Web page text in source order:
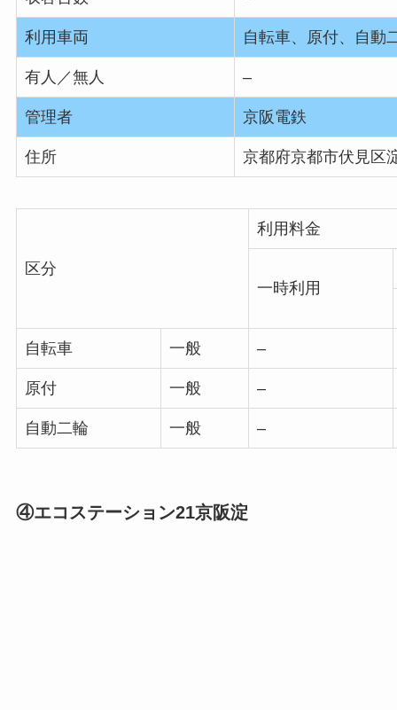
利用車両 自転車、原付、自動
有人／無人 –
管理者 京阪電鉄
住所 京都府京都市伏見区
区分
利用料金
一時利用
自転車 一般 –
原付 一般 –
自動二輪 一般 –
④エコステーション21京阪淀